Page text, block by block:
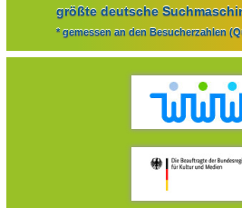
größte deutsche
* gemessen an den Besucherzahlen